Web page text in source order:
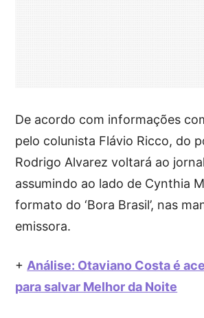
De acordo com informações
pelo colunista Flávio Ricco, do
Rodrigo Alvarez voltará ao
assumindo ao lado de Cynthia
formato do ‘Bora Brasil’, nas
emissora.
+Análise: Otaviano Costa é
para salvar Melhor da Noite